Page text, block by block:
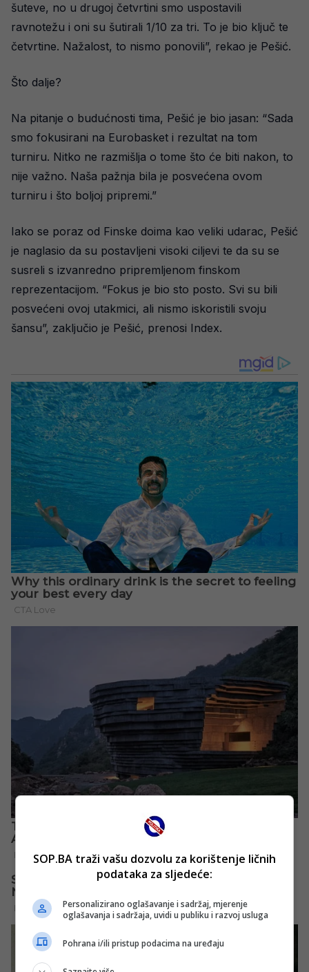
šuteve, no u drugoj četvrtini smo uspostavili
ravnotežu i oni su šutirali 1/10 za tri. To je bio ključ te
četvrtine. Nažalost, to nismo ponovili”, rekao je Pešić.
Što dalje?
Na pitanje o budućnosti tima, Pešić je bio jasan: “Sada
smo fokusirani na Eurobasket i rezultat na tom
turniru. Nitko ne razmišlja o tome što će biti nakon, to
nije važno. Naša pažnja bila je posvećena ovom
turniru i što boljoj pripremi.”
Iako se poraz od Finske doima kao veliki udarac, Pešić
je naglasio da su postavljeni visoki ciljevi te da su se
susreli s izvanredno pripremljenom finskom
reprezentacijom. “Fokus je bio sto posto. Svi su bili
posvećeni ovoj utakmici, ali nismo iskoristili svoju
šansu”, zaključio je Pešić, prenosi Index.
SOP.BA traži vašu dozvolu za korištenje ličnih
podataka za sljedeće:
Personalizirano oglašavanje i sadržaj, mjerenje
oglašavanja i sadržaja, uvidi u publiku i razvoj usluga
Pohrana i/ili pristup podacima na uređaju